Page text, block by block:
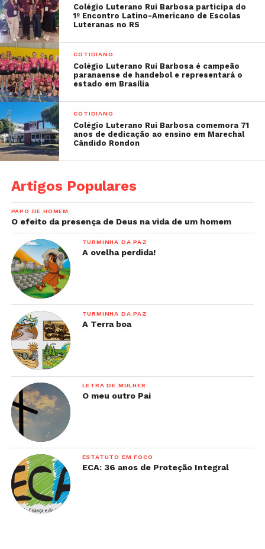
Colégio Luterano Rui Barbosa participa do
1º Encontro Latino-Americano de Escolas
Luteranas no RS
COTIDIANO
Colégio Luterano Rui Barbosa é campeão
paranaense de handebol e representará o
estado em Brasília
COTIDIANO
Colégio Luterano Rui Barbosa comemora 71
anos de dedicação ao ensino em Marechal
Cândido Rondon
Artigos Populares
PAPO DE HOMEM
O efeito da presença de Deus na vida de um homem
TURMINHA DA PAZ
A ovelha perdida!
TURMINHA DA PAZ
A Terra boa
LETRA DE MULHER
O meu outro Pai
ESTATUTO EM FOCO
ECA: 36 anos de Proteção Integral